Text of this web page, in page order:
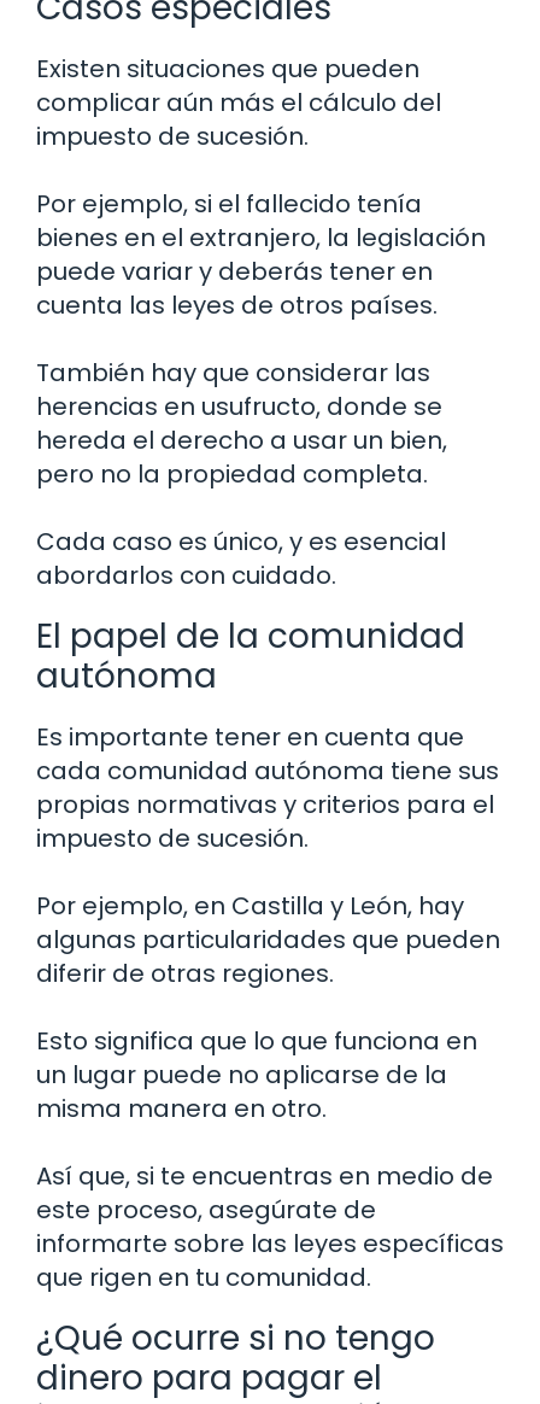
Existen situaciones que pueden
complicar aún más el cálculo del
impuesto de sucesión.
Por ejemplo, si el fallecido tenía
bienes en el extranjero, la legislación
puede variar y deberás tener en
cuenta las leyes de otros países.
También hay que considerar las
herencias en usufructo, donde se
hereda el derecho a usar un bien,
pero no la propiedad completa.
Cada caso es único, y es esencial
abordarlos con cuidado.
El papel de la comunidad
autónoma
Es importante tener en cuenta que
cada comunidad autónoma tiene sus
propias normativas y criterios para el
impuesto de sucesión.
Por ejemplo, en Castilla y León, hay
algunas particularidades que pueden
diferir de otras regiones.
Esto significa que lo que funciona en
un lugar puede no aplicarse de la
misma manera en otro.
Así que, si te encuentras en medio de
este proceso, asegúrate de
informarte sobre las leyes específicas
que rigen en tu comunidad.
¿Qué ocurre si no tengo
dinero para pagar el